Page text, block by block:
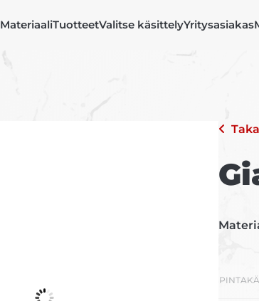
MateriaaliTuotteetValitse käsittelyYritysasiakas